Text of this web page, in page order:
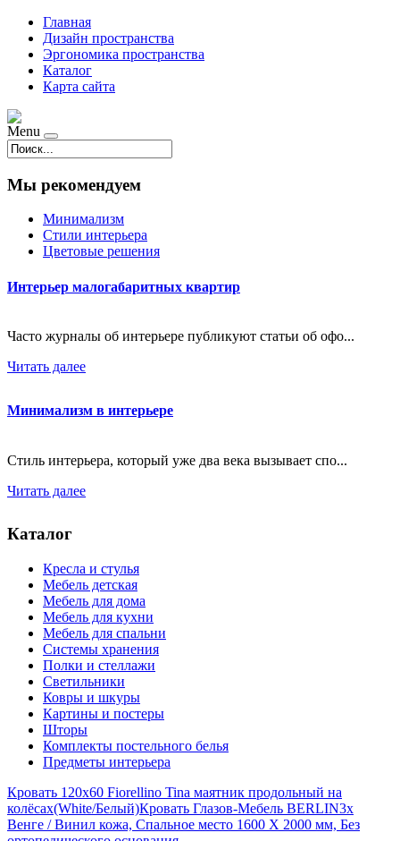
Главная
Дизайн пространства
Эргономика пространства
Каталог
Карта сайта
Menu
Мы рекомендуем
Минимализм
Стили интерьера
Цветовые решения
Интерьер малогабаритных квартир
Часто журналы об интерьере публикуют статьи об офо...
Читать далее
Минимализм в интерьере
Стиль интерьера, который уже два века вызывает спо...
Читать далее
Каталог
Кресла и стулья
Мебель детская
Мебель для дома
Мебель для кухни
Мебель для спальни
Системы хранения
Полки и стеллажи
Светильники
Ковры и шкуры
Картины и постеры
Шторы
Комплекты постельного белья
Предметы интерьера
Кровать 120x60 Fiorellino Tina маятник продольный на
колёсах(White/Белый)Кровать Глазов-Мебель BERLIN3x
Венге / Винил кожа, Спальное место 1600 X 2000 мм, Без